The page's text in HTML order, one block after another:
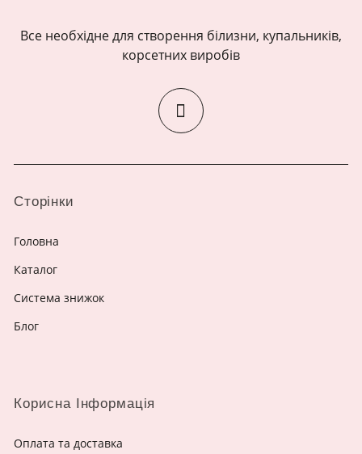
Все необхідне для створення білизни, купальників,
корсетних виробів
Сторінки
Головна
Каталог
Система знижок
Блог
Корисна Інформація
Оплата та доставка